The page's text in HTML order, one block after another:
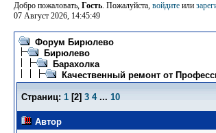
Добро пожаловать, Гость. Пожалуйста, войдите или
07 Август 2026, 14:45:49
Форум Бирюлево
Бирюлево
Барахолка
Качественный ремонт от
Страниц: 1 [2] 3 4 ... 10
Автор